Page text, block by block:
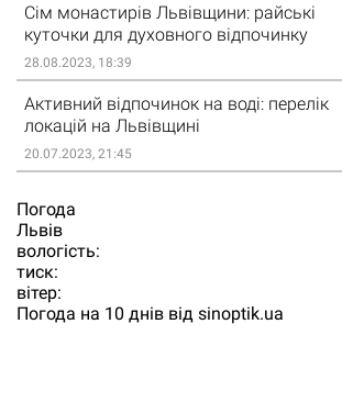
Сім монастирів Львівщини: райські
куточки для духовного відпочинку
28.08.2023, 18:39
Активний відпочинок на воді: перелік
локацій на Львівщині
20.07.2023, 21:45
Погода
Львiв
вологість:
тиск:
вітер:
Погода на 10 днів від sinoptik.ua